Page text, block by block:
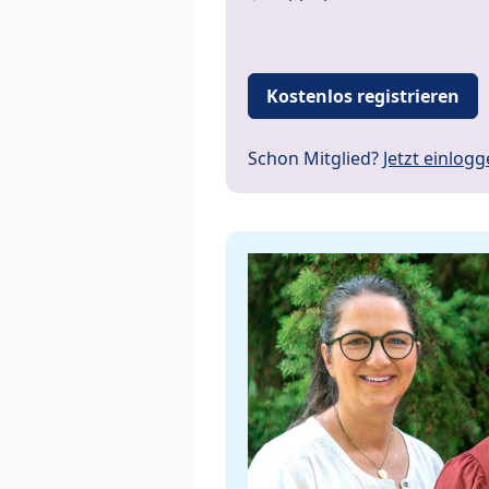
Kostenlos registrieren
Schon Mitglied? Jetzt